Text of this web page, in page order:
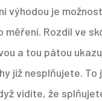
výhodou je možnost
měření. Rozdíl ve
a tou pátou
již nesplňujete. To
vidíte, že